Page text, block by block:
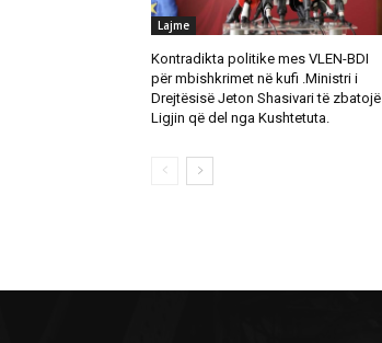
Lajme
Kontradikta politike mes VLEN-BDI
për mbishkrimet në kufi .Ministri i
Drejtësisë Jeton Shasivari të zbatojë
Ligjin që del nga Kushtetuta.